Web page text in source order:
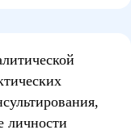
личности